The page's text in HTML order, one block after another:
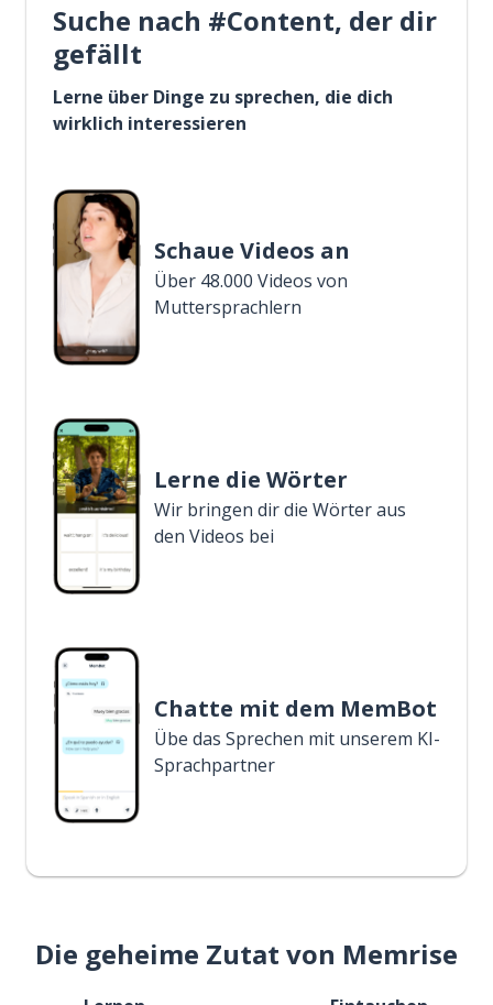
Suche nach #Content, der dir
gefällt
Lerne über Dinge zu sprechen, die dich
wirklich interessieren
Schaue Videos an
Über 48.000 Videos von
Muttersprachlern
Lerne die Wörter
Wir bringen dir die Wörter aus
den Videos bei
Chatte mit dem MemBot
Übe das Sprechen mit unserem KI-
Sprachpartner
Die geheime Zutat von Memrise